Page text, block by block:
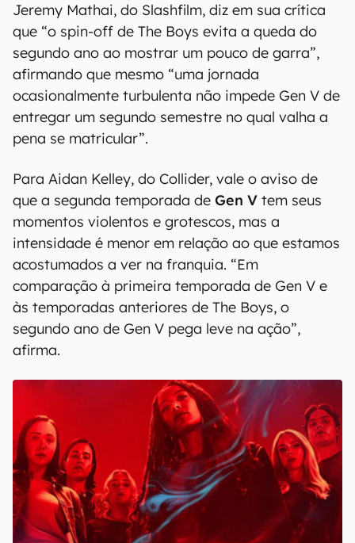
Jeremy Mathai, do Slashfilm, diz em sua crítica
que “o spin-off de The Boys evita a queda do
segundo ano ao mostrar um pouco de garra”,
afirmando que mesmo “uma jornada
ocasionalmente turbulenta não impede Gen V de
entregar um segundo semestre no qual valha a
pena se matricular”.
Para Aidan Kelley, do Collider, vale o aviso de
que a segunda temporada de Gen V tem seus
momentos violentos e grotescos, mas a
intensidade é menor em relação ao que estamos
acostumados a ver na franquia. “Em
comparação à primeira temporada de Gen V e
às temporadas anteriores de The Boys, o
segundo ano de Gen V pega leve na ação”,
afirma.